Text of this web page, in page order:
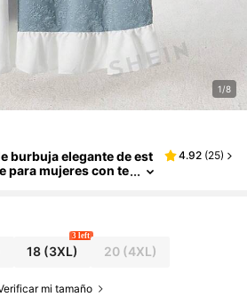
1/8
burbuja elegante de est
para mujeres con te
4.92 (25)
18(3XL)
3 left
20(4XL)
mi tamaño